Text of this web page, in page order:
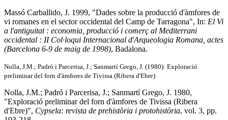
Massó Carballido, J. 1999, "Dades sobre la producció d'àmfores de
vi romanes en el sector occidental del Camp de Tarragona", In: El Vi
a l'antiguitat : economia, producció i comerç al Mediterrani
occidental : II Col·loqui Internacional d'Arqueologia Romana, actes
(Barcelona 6-9 de maig de 1998), Badalona.
Nolla, J.M.; Padró i Parcerisa, J.; Sanmartí Grego, J. (1980): Exploració
preliminar del forn d'àmfores de Tivissa (Ribera d'Ebre)
Nolla, J.M.; Padró i Parcerisa, J.; Sanmartí Grego, J. 1980,
"Exploració preliminar del forn d'àmfores de Tivissa (Ribera
d'Ebre)", Cypsela: revista de prehistòria i protohistòria, vol. 3, pp.